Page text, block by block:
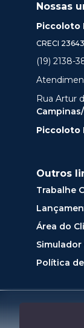
Nossas
Piccoloto
CRECI
(19) 2138-
Rua Artur
Piccoloto
Outros
Trabalhe
Área do
Política